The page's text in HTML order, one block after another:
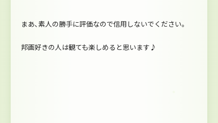
まあ、素人の勝手に評価なので信用しないでください。
邦画好きの人は観ても楽しめると思います♪